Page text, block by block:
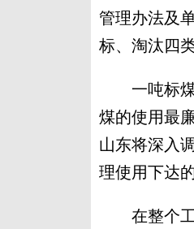
管理办法及
标、淘汰四
一吨标煤
煤的使用最
山东将深入
理使用下达
在整个工